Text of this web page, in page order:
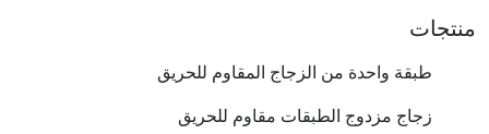
منتجات
طبقة واحدة من الزجاج المقاوم للحريق
زجاج مزدوج الطبقات مقاوم للحريق